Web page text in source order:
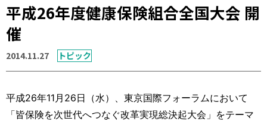
国家試験対策
学会・セミナー情報
運営元 お問い合わせ
平成26年度健康保険組合全国大会 開
催
2014.11.27 トピック
平成26年11月26日（水）、東京国際フォーラムにおいて
「皆保険を次世代へつなぐ改革実現総決起大会」をテーマ